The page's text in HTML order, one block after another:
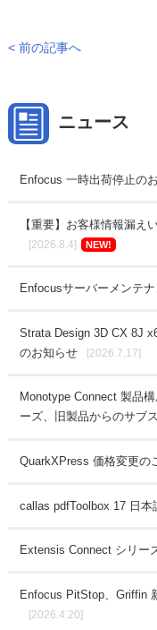
< 前の記事へ
ニュース
Enfocus 一時出荷停止の
【重要】お客様情報漏え
[2026.8.4] NEW!
Enfocusサーバーメンテ
Strata Design 3D CX 8J
のお知らせ
[2026.7.17]
Monotype Connect 製品
ーズ、旧製品からのサブ
QuarkXPress 価格変更の
callas pdfToolbox 17 日本
Extensis Connect シリー
Enfocus PitStop、Griffin
[2026.4.20]